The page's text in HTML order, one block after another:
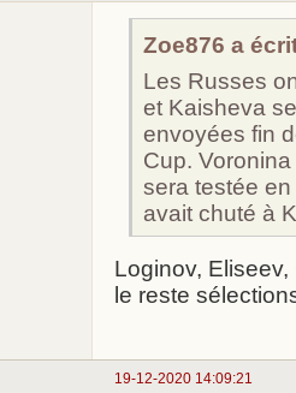
Zoe876 a
Les Russes
et Kaisheva
envoyées fin
Cup.
sera testée
avait chuté à
Loginov,
le reste
19-12-2020 14:09:21